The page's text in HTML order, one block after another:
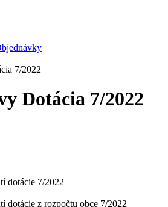
7/2022
Dotácia 7/2022
dotácie 7/2022
dotácie z rozpočtu obce 7/2022